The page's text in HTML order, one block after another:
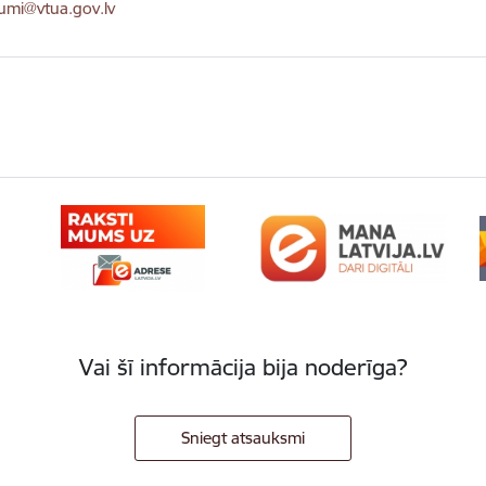
Vai šī informācija bija noderīga?
Sniegt atsauksmi